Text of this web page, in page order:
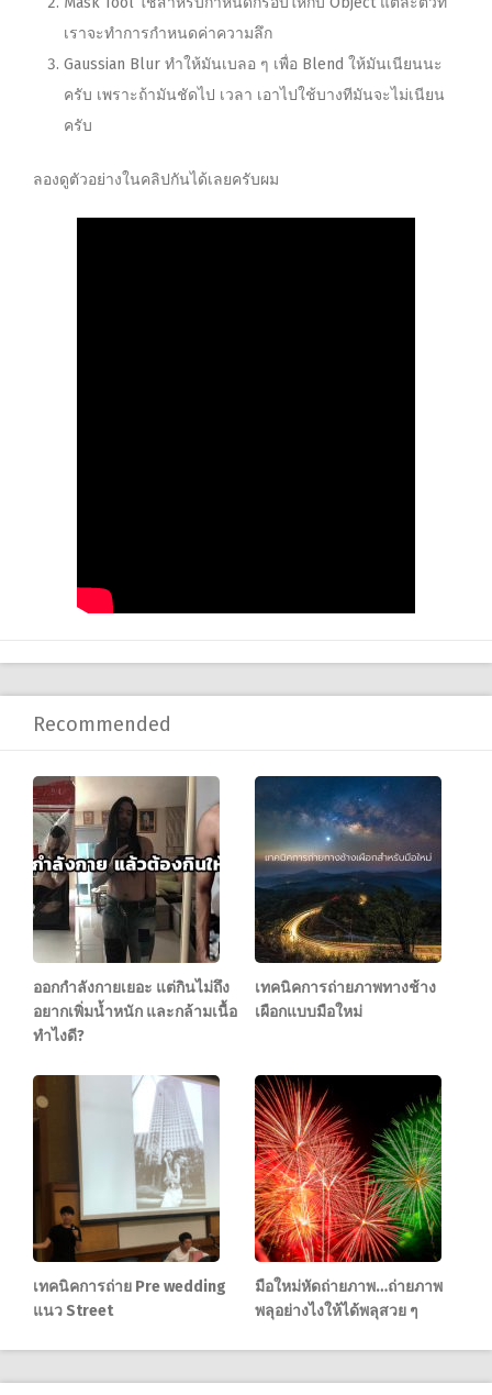
เราจะทำการกำหนดค่าความลึก
Gaussian Blur ทำให้มันเบลอ ๆ เพื่อ Blend ให้มันเนียนนะ
ครับ เพราะถ้ามันชัดไป เวลา เอาไปใช้บางทีมันจะไม่เนียน
ครับ
ลองดูตัวอย่างในคลิปกันได้เลยครับผม
Recommended
ออกกำลังกายเยอะ แต่กินไม่ถึง
อยากเพิ่มน้ำหนัก และกล้ามเนื้อ
ทำไงดี?
เทคนิคการถ่ายภาพทางช้าง
เผือกแบบมือใหม่
เทคนิคการถ่าย Pre wedding
แนว Street
มือใหม่หัดถ่ายภาพ…ถ่ายภาพ
พลุอย่างไงให้ได้พลุสวย ๆ